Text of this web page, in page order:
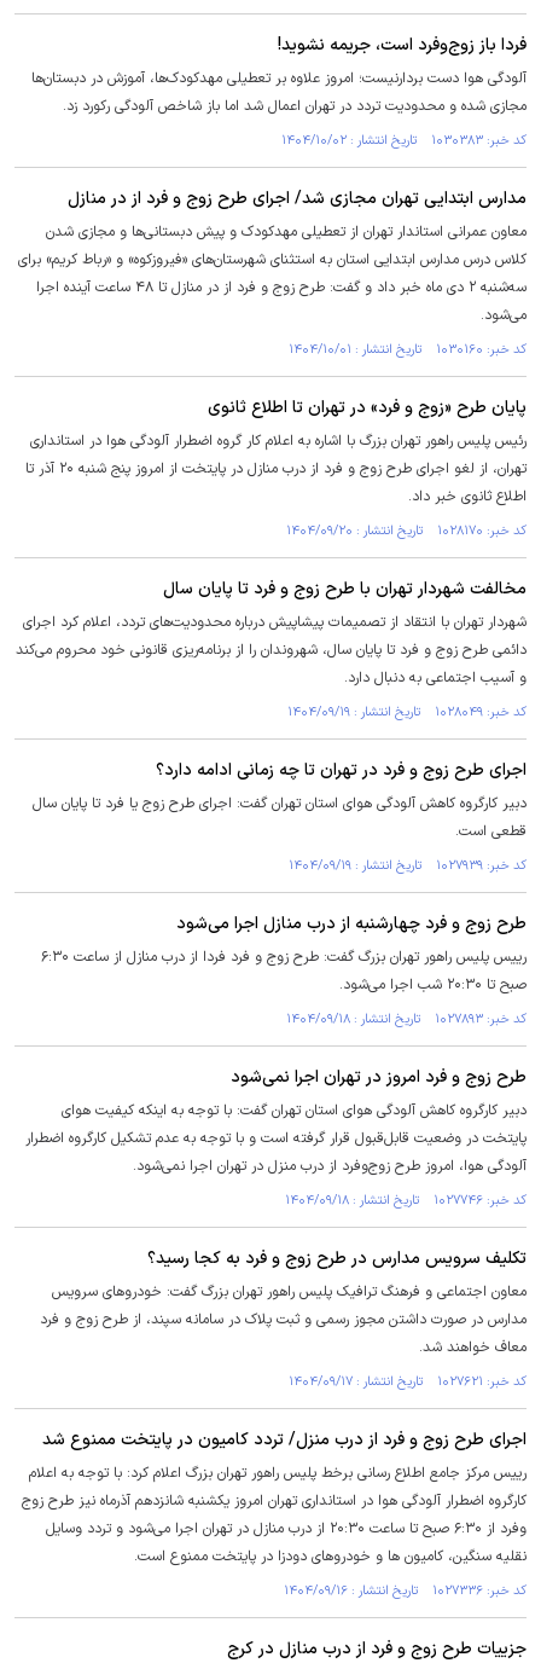
فردا باز زوج‌وفرد است، جریمه نشوید!
آلودگی هوا دست بردارنیست؛ امروز علاوه بر تعطیلی مهدکودک‌ها، آموزش در دبستان‌ها
مجازی شده و محدودیت تردد در تهران اعمال شد اما باز شاخص آلودگی رکورد زد.
کد خبر: ۱۰۳۰۳۸۳ تاریخ انتشار : ۱۴۰۴/۱۰/۰۲
مدارس ابتدایی تهران مجازی شد/ اجرای طرح زوج و فرد از در منازل
معاون عمرانی استاندار تهران از تعطیلی مهدکودک و پیش دبستانی‌ها و مجازی شدن
کلاس درس مدارس ابتدایی استان به استثنای شهرستان‌های «فیروزکوه» و «رباط کریم» برای
سه‌شنبه ۲ دی ماه خبر داد و گفت: طرح زوج و فرد از در منازل تا ۴۸ ساعت آینده اجرا
می‌شود.
کد خبر: ۱۰۳۰۱۶۰ تاریخ انتشار : ۱۴۰۴/۱۰/۰۱
پایان طرح «زوج و فرد» در تهران تا اطلاع ثانوی
رئیس پلیس راهور تهران بزرگ با اشاره به اعلام کار گروه اضطرار آلودگی هوا در استانداری
تهران، از لغو اجرای طرح زوج و فرد از درب منازل در پایتخت از امروز پنج شنبه ۲۰ آذر تا
اطلاع ثانوی خبر داد.
کد خبر: ۱۰۲۸۱۷۰ تاریخ انتشار : ۱۴۰۴/۰۹/۲۰
مخالفت شهردار تهران با طرح زوج و فرد تا پایان سال
شهردار تهران با انتقاد از تصمیمات پیشاپیش درباره محدودیت‌های تردد، اعلام کرد اجرای
دائمی طرح زوج و فرد تا پایان سال، شهروندان را از برنامه‌ریزی قانونی خود محروم می‌کند
و آسیب اجتماعی به دنبال دارد.
کد خبر: ۱۰۲۸۰۴۹ تاریخ انتشار : ۱۴۰۴/۰۹/۱۹
اجرای طرح زوج و فرد در تهران تا چه زمانی ادامه دارد؟
دبیر کارگروه کاهش آلودگی هوای استان تهران گفت: اجرای طرح زوج یا فرد تا پایان سال
قطعی است.
کد خبر: ۱۰۲۷۹۳۹ تاریخ انتشار : ۱۴۰۴/۰۹/۱۹
طرح زوج و فرد چهارشنبه از درب منازل اجرا می‌شود
رییس پلیس راهور تهران بزرگ گفت: طرح زوج و فرد فردا از درب منازل از ساعت ۶:۳۰
صبح تا ۲۰:۳۰ شب اجرا می‌شود.
کد خبر: ۱۰۲۷۸۹۳ تاریخ انتشار : ۱۴۰۴/۰۹/۱۸
طرح زوج و فرد امروز در تهران اجرا نمی‌شود
دبیر کارگروه کاهش آلودگی هوای استان تهران گفت: با توجه به اینکه کیفیت هوای
پایتخت در وضعیت قابل‌قبول قرار گرفته است و با توجه به عدم تشکیل کارگروه اضطرار
آلودگی هوا، امروز طرح زوج‌وفرد از درب منزل در تهران اجرا نمی‌شود.
کد خبر: ۱۰۲۷۷۴۶ تاریخ انتشار : ۱۴۰۴/۰۹/۱۸
تکلیف سرویس‌ مدارس در طرح زوج و فرد به کجا رسید؟
معاون اجتماعی و فرهنگ ترافیک پلیس راهور تهران بزرگ گفت: خودروهای سرویس
مدارس در صورت داشتن مجوز رسمی و ثبت پلاک در سامانه سپند، از طرح زوج و فرد
معاف خواهند شد.
کد خبر: ۱۰۲۷۶۲۱ تاریخ انتشار : ۱۴۰۴/۰۹/۱۷
اجرای طرح زوج و فرد از درب منزل/ تردد کامیون در پایتخت ممنوع شد
رییس مرکز جامع اطلاع رسانی برخط پلیس راهور تهران بزرگ اعلام کرد: با توجه به اعلام
کارگروه اضطرار آلودگی هوا در استانداری تهران امروز یکشنبه شانزدهم آذرماه نیز طرح زوج
وفرد از ۶:۳۰ صبح تا ساعت ۲۰:۳۰ از درب منازل در تهران اجرا می‌شود و تردد وسایل
نقلیه سنگین، کامیون ها و خودروهای دودزا در پایتخت ممنوع است.
کد خبر: ۱۰۲۷۳۳۶ تاریخ انتشار : ۱۴۰۴/۰۹/۱۶
جزییات طرح زوج و فرد از درب منازل در کرج